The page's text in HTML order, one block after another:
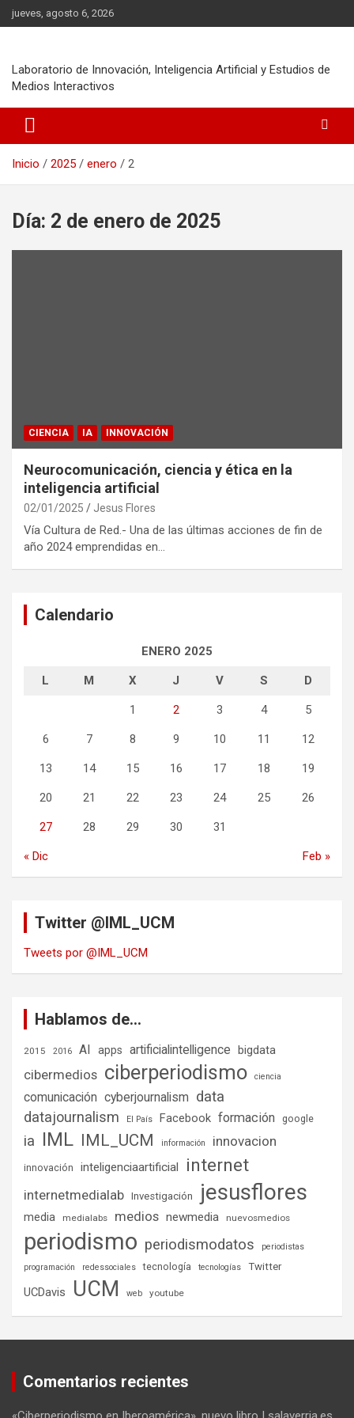
Saltar
al
jueves, agosto 6, 2026
Laboratorio de Innovación, Inteligencia Artificial y Estudios de
Medios Interactivos
Inicio 2025 enero 2
Día: 2 de enero de 2025
CIENCIA IA INNOVACIÓN
Neurocomunicación, ciencia y ética en la
inteligencia artificial
02/01/2025 Jesus Flores
Vía Cultura de Red.- Una de las últimas acciones de fin de
año 2024 emprendidas en…
Calendario
ENERO 2025
L M X J V S D
1 2 3 4 5
6 7 8 9 10 11 12
13 14 15 16 17 18 19
20 21 22 23 24 25 26
27 28 29 30 31
« Dic Feb »
Twitter @IML_UCM
Tweets por @IML_UCM
Hablamos de…
2015 2016 AI apps artificialintelligence bigdata
cibermedios ciberperiodismo ciencia
comunicación cyberjournalism data
datajournalism El País Facebook formación google
ia IML IML_UCM información innovacion
innovación inteligenciaartificial internet
internetmedialab Investigación jesusflores
media medialabs medios newmedia nuevosmedios
periodismo periodismodatos
periodistas
programación
redessociales tecnología tecnologías Twitter
UCDavis UCM web youtube
Comentarios recientes